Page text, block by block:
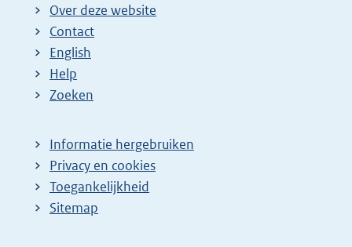
Over deze website
Contact
English
Help
Zoeken
Informatie hergebruiken
Privacy en cookies
Toegankelijkheid
Sitemap